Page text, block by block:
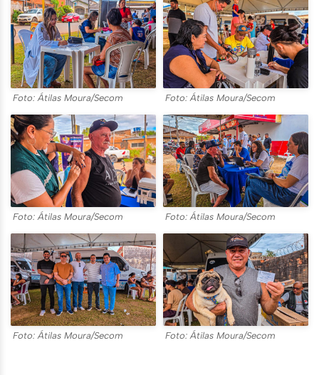
Foto: Átilas Moura/Secom Foto: Átilas Moura/Secom
Foto: Átilas Moura/Secom Foto: Átilas Moura/Secom
Foto: Átilas Moura/Secom Foto: Átilas Moura/Secom